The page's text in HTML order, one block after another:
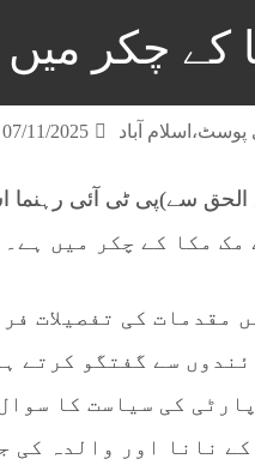
کے چکر
آباد 07/11/2025
مک مکا کے چکر میں ہے۔
مقدمات کی تفصیلات
سے گفتگو کرتے
کی سیاست کا